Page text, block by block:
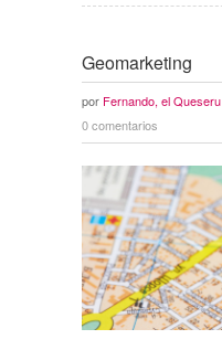
Geomarketing
por Fernando, el Queseru
0 comentarios